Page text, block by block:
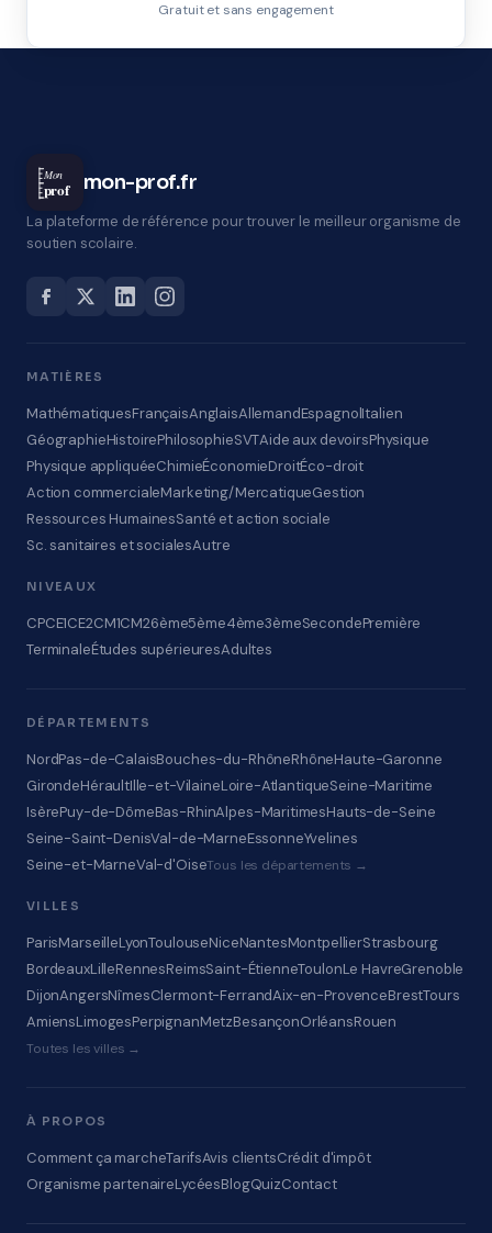
Gratuit et sans engagement
Mon
prof mon-prof.fr
La plateforme de référence pour trouver le meilleur organisme de
soutien scolaire.
MATIÈRES
MathématiquesFrançaisAnglaisAllemandEspagnolItalien
GéographieHistoirePhilosophieSVTAide aux devoirsPhysique
Physique appliquéeChimieÉconomieDroitÉco-droit
Action commercialeMarketing/MercatiqueGestion
Ressources HumainesSanté et action sociale
Sc. sanitaires et socialesAutre
NIVEAUX
CPCE1CE2CM1CM26ème5ème4ème3èmeSecondePremière
TerminaleÉtudes supérieuresAdultes
DÉPARTEMENTS
NordPas-de-CalaisBouches-du-RhôneRhôneHaute-Garonne
GirondeHéraultIlle-et-VilaineLoire-AtlantiqueSeine-Maritime
IsèrePuy-de-DômeBas-RhinAlpes-MaritimesHauts-de-Seine
Seine-Saint-DenisVal-de-MarneEssonneYvelines
Seine-et-MarneVal-d'OiseTous les départements →
VILLES
ParisMarseilleLyonToulouseNiceNantesMontpellierStrasbourg
BordeauxLilleRennesReimsSaint-ÉtienneToulonLe HavreGrenoble
DijonAngersNîmesClermont-FerrandAix-en-ProvenceBrestTours
AmiensLimogesPerpignanMetzBesançonOrléansRouen
Toutes les villes →
À PROPOS
Comment ça marcheTarifsAvis clientsCrédit d'impôt
Organisme partenaireLycéesBlogQuizContact